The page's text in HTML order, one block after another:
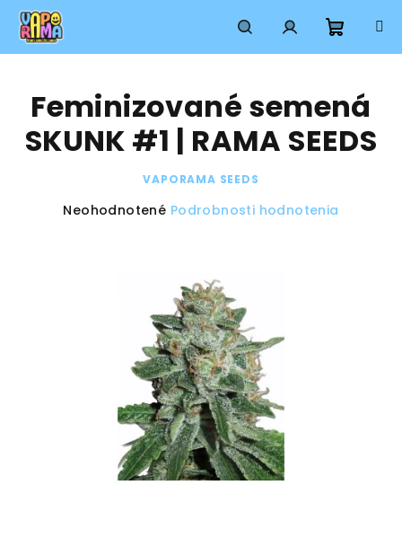
Prejsť
obsah
HľadaťPrihlásenie
košík
Feminizované semená
SKUNK #1 | RAMA SEEDS
VAPORAMA SEEDS
Priemerné
Neohodnotené Podrobnosti hodnotenia